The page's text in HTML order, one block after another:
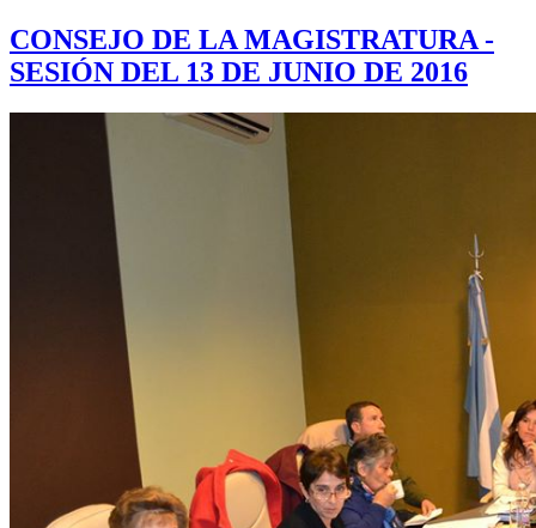
CONSEJO DE LA MAGISTRATURA -
SESIÓN DEL 13 DE JUNIO DE 2016